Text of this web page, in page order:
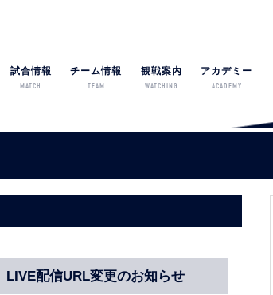
試合情報
MATCH
チーム情報
TEAM
観戦案内
WATCHING
アカデミー
ACADEMY
配信URL変更のお知らせ